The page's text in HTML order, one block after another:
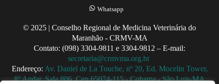
To
Whatsapp
© 2025 | Conselho Regional de Medicina Veterinária do
Maranhão - CRMV-MA
Contato: (098) 3304-9811 e 3304-9812 – E-mail:
secretaria@crmvma.org.br
Endereço: Av. Daniel de La Touche, nº 20, Ed. Mocelin Tower,
8º Andar, Sala 806, Cep 65074-115 - Cohama - São Luis-MA